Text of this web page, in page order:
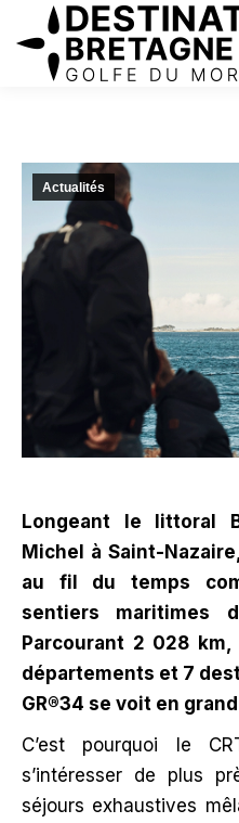
Actualités
Longeant le littoral
Michel à Saint-
au fil du temps
sentiers maritimes
Parcourant 2 028
départements et 7
GR®34 se voit en
C’est pourquoi le
s’intéresser de plus
séjours exhaustives